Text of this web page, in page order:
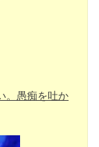
。愚痴を吐か